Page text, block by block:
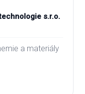
s.r.o.
a materiály